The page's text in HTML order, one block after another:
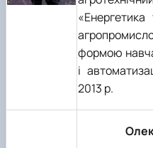
формою
і
2013 р.